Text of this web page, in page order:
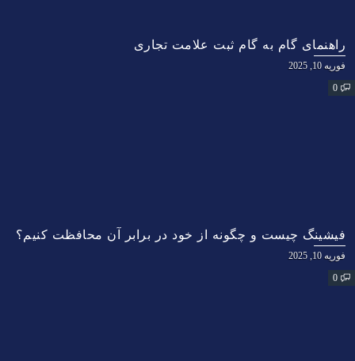
راهنمای گام به گام ثبت علامت تجاری
فوریه 10, 2025
0
فیشینگ چیست و چگونه از خود در برابر آن محافظت کنیم؟
فوریه 10, 2025
0